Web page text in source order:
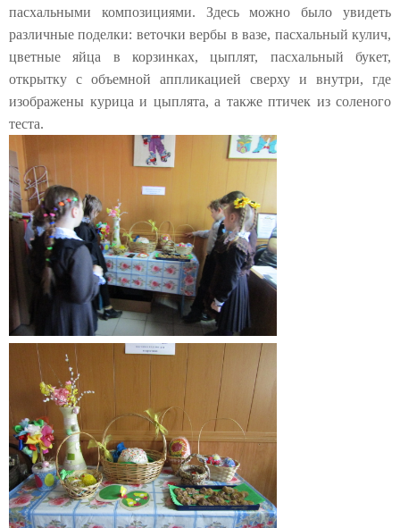
пасхальными композициями. Здесь можно было увидеть
различные поделки: веточки вербы в вазе, пасхальный кулич,
цветные яйца в корзинках, цыплят, пасхальный букет,
открытку с объемной аппликацией сверху и внутри, где
изображены курица и цыплята, а также птичек из соленого
теста.